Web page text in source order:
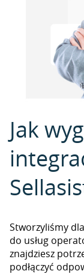
Jak
Stworzyliśmy
do usług
znajdziesz
podłączyć